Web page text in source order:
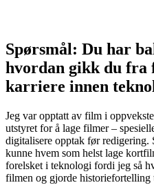
Spørsmål: Du har
hvordan gikk du fra
karriere innen
Jeg var opptatt av film i
utstyret for å lage filmer –
digitalisere opptak før redigering.
kunne hvem som helst lage
forelsket i teknologi fordi jeg så
filmen og gjorde